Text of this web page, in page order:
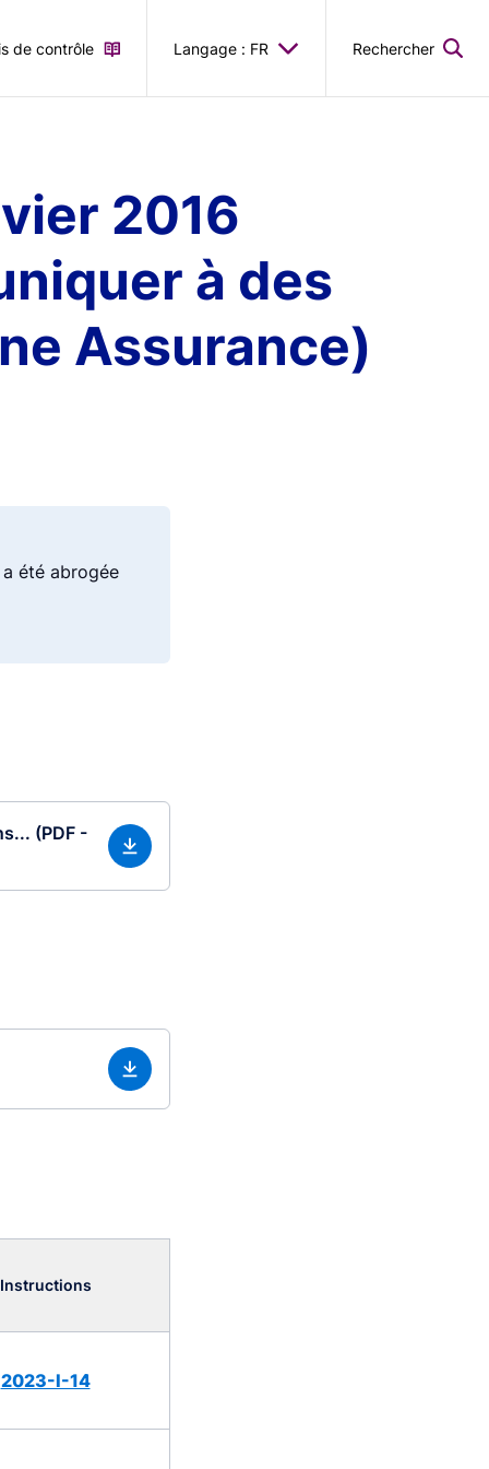
de contrôle Langage : FR Rechercher
2016
à des
Assurance)
été abrogée
(PDF -
Instructions
2023-I-14